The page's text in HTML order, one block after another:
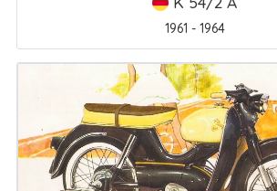
1961 - 1964